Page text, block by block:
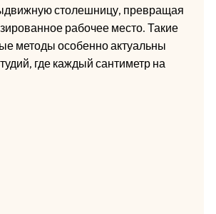
столешницу, превращая
рабочее место. Такие
методы особенно актуальны
где каждый сантиметр на